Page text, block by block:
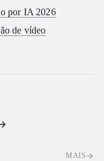
por IA 2026
de vídeo
MAIS